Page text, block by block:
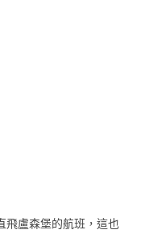
飛盧森堡的航班，這也